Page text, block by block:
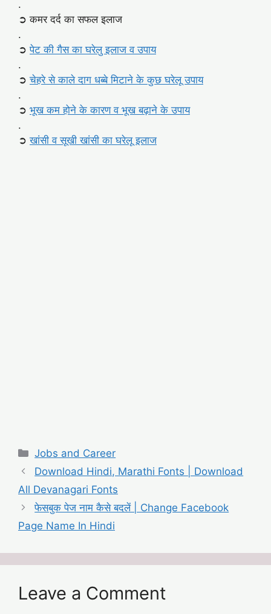
.
➲ कमर दर्द का सफल इलाज
.
➲पेट की गैस का घरेलु इलाज व उपाय
.
➲चेहरे से काले दाग धब्बे मिटाने के कुछ घरेलू उपाय
.
➲ भूख कम होने के कारण व भूख बढ़ाने के उपाय
.
➲खांसी व सूखी खांसी का घरेलू इलाज
Categories
Jobs and Career
Download Hindi, Marathi Fonts | Download
All Devanagari Fonts
फेसबुक पेज नाम कैसे बदलें | Change Facebook
Page Name In Hindi
Leave a Comment